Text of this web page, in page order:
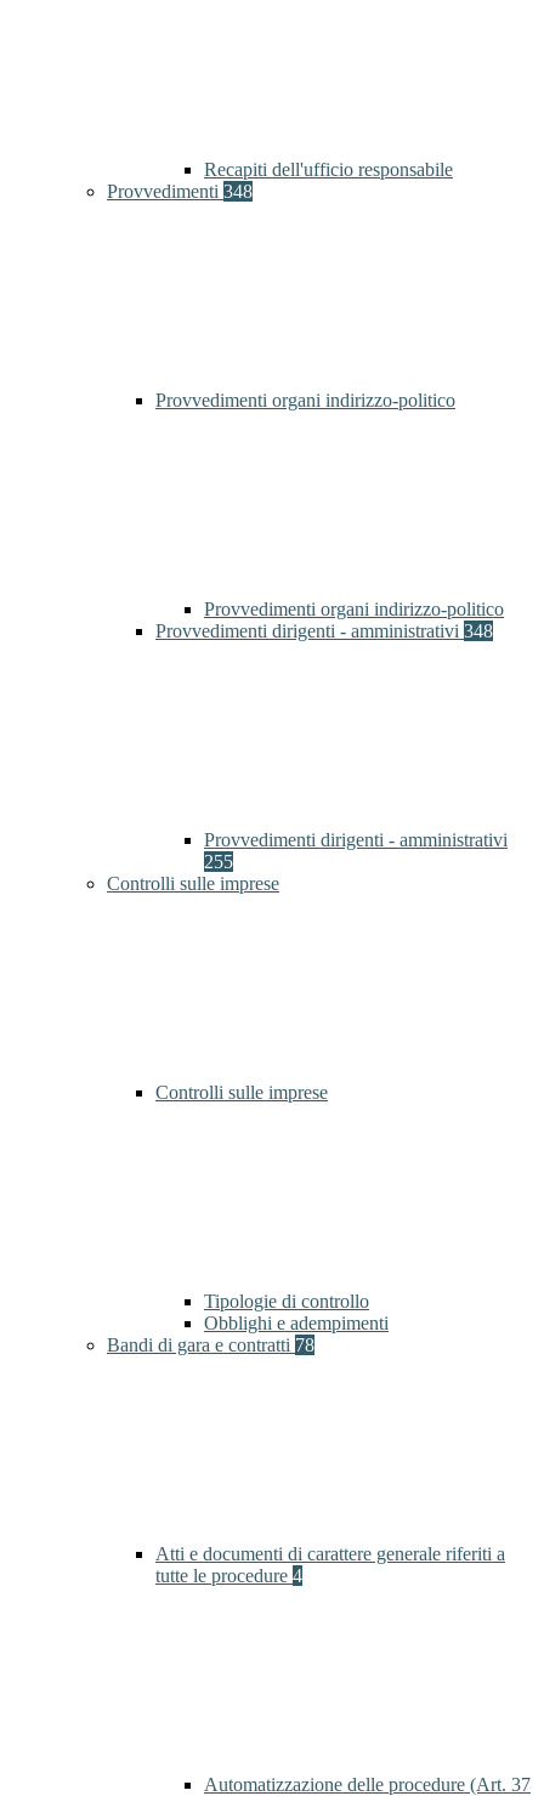
Recapiti dell'ufficio responsabile
Provvedimenti 348
Provvedimenti organi indirizzo-politico
Provvedimenti organi indirizzo-politico
Provvedimenti dirigenti - amministrativi 348
Provvedimenti dirigenti - amministrativi
255
Controlli sulle imprese
Controlli sulle imprese
Tipologie di controllo
Obblighi e adempimenti
Bandi di gara e contratti 78
Atti e documenti di carattere generale riferiti a
tutte le procedure 4
Automatizzazione delle procedure (Art. 37